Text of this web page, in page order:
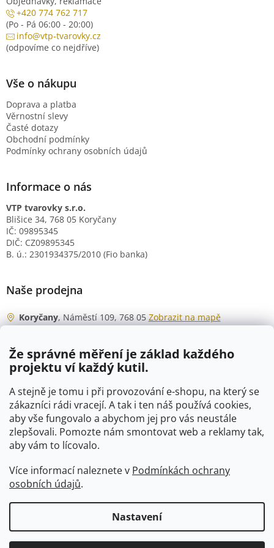
Že správné měření je základ každého
projektu ví každý kutil.
A stejně je tomu i při provozování e-shopu, na který se
zákazníci rádi vracejí. A tak i ten náš používá cookies,
aby vše fungovalo a abychom jej pro vás neustále
zlepšovali. Pomozte nám smontovat web a reklamy tak,
aby vám to lícovalo.
Více informací naleznete v Podmínkách ochrany
osobních údajů.
Nastavení
+420 774 762 717
(Po - Pá 06:00 - 20:00)
info@vtp-tvarovky.cz
(odpovíme co nejdříve)
Vše o nákupu
Doprava a platba
Věrnostní slevy
Časté dotazy
Obchodní podmínky
Podmínky ochrany osobních údajů
Informace o nás
VTP tvarovky s.r.o.
Blišice 34, 768 05 Koryčany
IČ: 09895345
DIČ: CZ09895345
B. ú.: 2301934375/2010 (Fio banka)
Naše prodejna
Koryčany, Náměstí 109, 768 05 Zobrazit na mapě
Po - Čt
06:00 - 07:00
07:30 - 15:30
Pá
06:00 - 07:00
07:30 - 15:00
So
07:00 - 10:00
Ne
zavřeno